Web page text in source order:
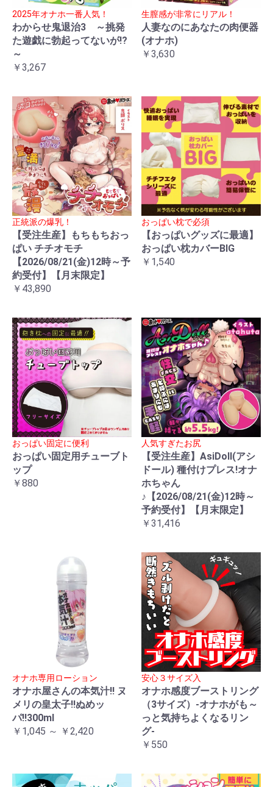
2025年オナホ一番人気！
わからせ鬼退治3 ～挑発
た遊戯に勃起ってないが!?
～
￥3,267
生膣感が非常にリアル！
人妻なのにあなたの肉便器
(オナホ)
￥3,630
正統派の爆乳！
【受注生産】もちもちおっ
ぱい チチオモチ
【2026/08/21(金)12時～予
約受付】【月末限定】
￥43,890
おっぱい枕で必須
【おっぱいグッズに最適】
おっぱい枕カバーBIG
￥1,540
おっぱい固定に便利
おっぱい固定用チューブト
ップ
￥880
人気すぎたお尻
【受注生産】AsiDoll(アシ
ドール) 種付けプレス!オナ
ホちゃん
♪【2026/08/21(金)12時～
予約受付】【月末限定】
￥31,416
オナホ専用ローション
オナホ屋さんの本気汁!! ヌ
メリの皇太子!!ぬめッ
パ!!300ml
￥1,045 ～ ￥2,420
安心３サイズ入
オナホ感度ブーストリング
（3サイズ）-オナホがも～
っと気持ちよくなるリン
グ-
￥550